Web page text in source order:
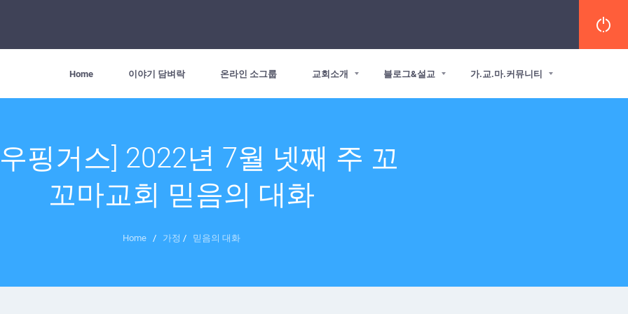
Home 이야기 담벼락 온라인 소그룹 교회소개 블로그&설교 가.교.마.커뮤니티
우핑거스] 2022년 7월 넷째 주 꼬
꼬마교회 믿음의 대화
Home / 가정 / 믿음의 대화